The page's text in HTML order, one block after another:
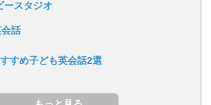
ースタジオ
話
すめ子ども英会話2選